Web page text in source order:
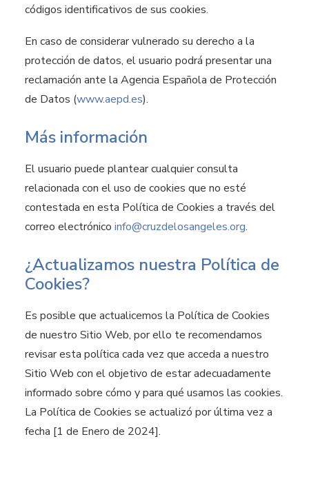
códigos identificativos de sus cookies.
En caso de considerar vulnerado su derecho a la
protección de datos, el usuario podrá presentar una
reclamación ante la Agencia Española de Protección
de Datos (www.aepd.es).
Más información
El usuario puede plantear cualquier consulta
relacionada con el uso de cookies que no esté
contestada en esta Política de Cookies a través del
correo electrónico info@cruzdelosangeles.org.
¿Actualizamos nuestra Política de
Cookies?
Es posible que actualicemos la Política de Cookies
de nuestro Sitio Web, por ello te recomendamos
revisar esta política cada vez que acceda a nuestro
Sitio Web con el objetivo de estar adecuadamente
informado sobre cómo y para qué usamos las cookies.
La Política de Cookies se actualizó por última vez a
fecha [1 de Enero de 2024].